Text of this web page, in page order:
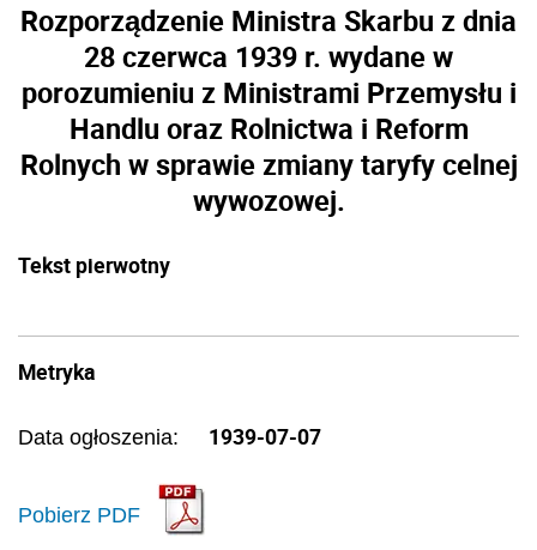
Rozporządzenie Ministra Skarbu z dnia
28 czerwca 1939 r. wydane w
porozumieniu z Ministrami Przemysłu i
Handlu oraz Rolnictwa i Reform
Rolnych w sprawie zmiany taryfy celnej
wywozowej.
Tekst pierwotny
Metryka
Data ogłoszenia: 1939-07-07
Pobierz PDF